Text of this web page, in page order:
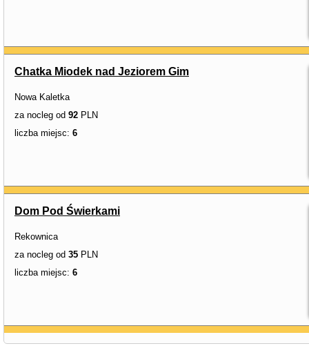
Chatka Miodek nad Jeziorem Gim
Nowa Kaletka
za nocleg od 92 PLN
liczba miejsc: 6
Dom Pod Świerkami
Rekownica
za nocleg od 35 PLN
liczba miejsc: 6